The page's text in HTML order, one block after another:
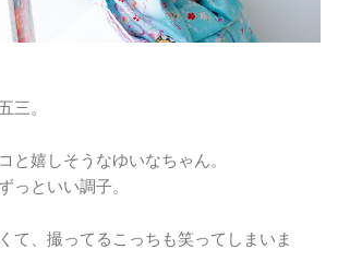
三。
と嬉しそうなゆいなちゃん。
っといい調子。
て、撮ってるこっちも笑ってしまいま